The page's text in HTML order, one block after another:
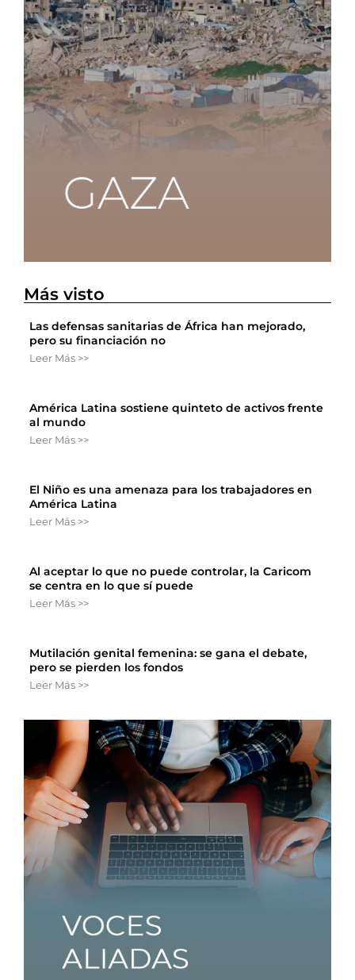
Más visto
Las defensas sanitarias de África han mejorado,
pero su financiación no
Leer Más >>
América Latina sostiene quinteto de activos frente
al mundo
Leer Más >>
El Niño es una amenaza para los trabajadores en
América Latina
Leer Más >>
Al aceptar lo que no puede controlar, la Caricom
se centra en lo que sí puede
Leer Más >>
Mutilación genital femenina: se gana el debate,
pero se pierden los fondos
Leer Más >>